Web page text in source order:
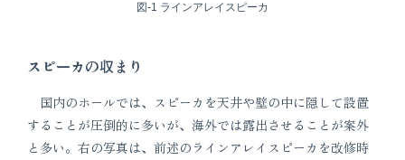
図-1 ラインアレイスピーカ
スピーカの収まり
国内のホールでは、スピーカを天井や壁の中に隠して設置
することが圧倒的に多いが、海外では露出させることが案外
と多い。右の写真は、前述のラインアレイスピーカを改修時